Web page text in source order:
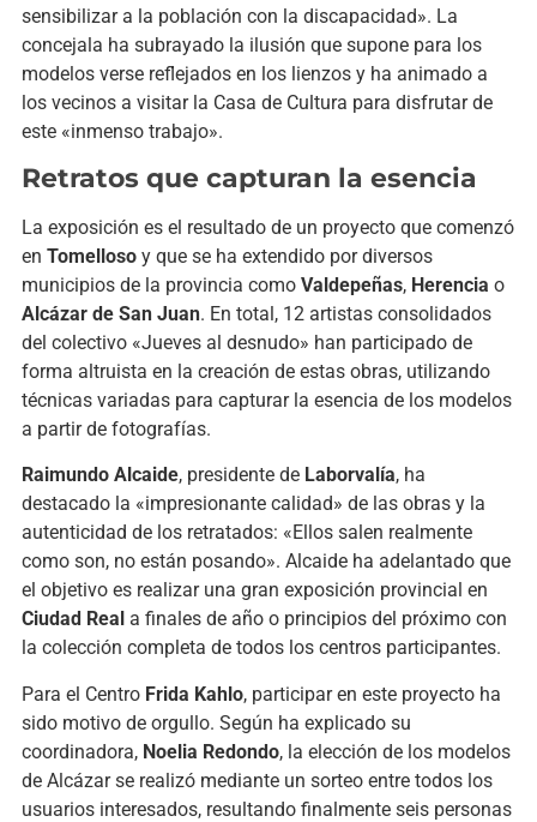
sensibilizar a la población con la discapacidad». La
concejala ha subrayado la ilusión que supone para los
modelos verse reflejados en los lienzos y ha animado a
los vecinos a visitar la Casa de Cultura para disfrutar de
este «inmenso trabajo».
Retratos que capturan la esencia
La exposición es el resultado de un proyecto que comenzó
en Tomellosoy que se ha extendido por diversos
municipios de la provincia como Valdepeñas, Herencia o
Alcázar de San Juan. En total, 12 artistas consolidados
del colectivo «Jueves al desnudo» han participado de
forma altruista en la creación de estas obras, utilizando
técnicas variadas para capturar la esencia de los modelos
a partir de fotografías.
Raimundo Alcaide, presidente de Laborvalía, ha
destacado la «impresionante calidad» de las obras y la
autenticidad de los retratados: «Ellos salen realmente
como son, no están posando». Alcaide ha adelantado que
el objetivo es realizar una gran exposición provincial en
Ciudad Real a finales de año o principios del próximo con
la colección completa de todos los centros participantes.
Para el Centro Frida Kahlo, participar en este proyecto ha
sido motivo de orgullo. Según ha explicado su
coordinadora, Noelia Redondo, la elección de los modelos
de Alcázar se realizó mediante un sorteo entre todos los
usuarios interesados, resultando finalmente seis personas